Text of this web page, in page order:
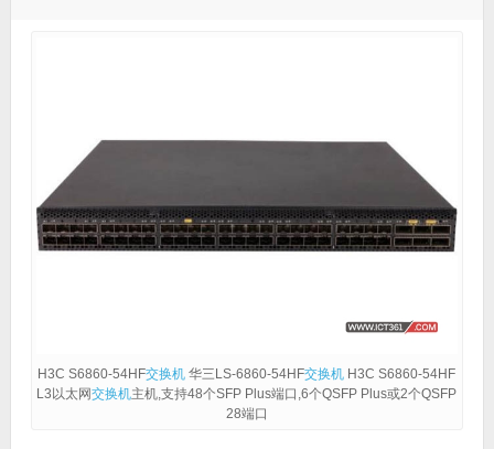
H3C S6860-54HF交换机 华三LS-6860-54HF交换机 H3C S6860-54HF
L3以太网交换机主机,支持48个SFP Plus端口,6个QSFP Plus或2个QSFP
28端口